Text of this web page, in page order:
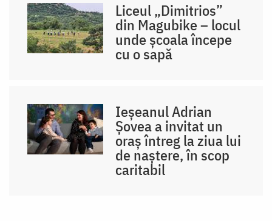
Liceul „Dimitrios”
din Magubike – locul
unde școala începe
cu o sapă
Ieșeanul Adrian
Șovea a invitat un
oraș întreg la ziua lui
de naștere, în scop
caritabil